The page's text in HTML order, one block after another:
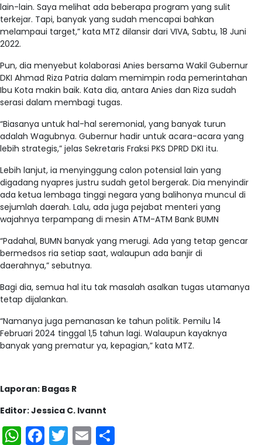
lain-lain. Saya melihat ada beberapa program yang sulit
terkejar. Tapi, banyak yang sudah mencapai bahkan
melampaui target,” kata MTZ dilansir dari VIVA, Sabtu, 18 Juni
2022.
Pun, dia menyebut kolaborasi Anies bersama Wakil Gubernur
DKI Ahmad Riza Patria dalam memimpin roda pemerintahan
Ibu Kota makin baik. Kata dia, antara Anies dan Riza sudah
serasi dalam membagi tugas.
“Biasanya untuk hal-hal seremonial, yang banyak turun
adalah Wagubnya. Gubernur hadir untuk acara-acara yang
lebih strategis,” jelas Sekretaris Fraksi PKS DPRD DKI itu.
Lebih lanjut, ia menyinggung calon potensial lain yang
digadang nyapres justru sudah getol bergerak. Dia menyindir
ada ketua lembaga tinggi negara yang balihonya muncul di
sejumlah daerah. Lalu, ada juga pejabat menteri yang
wajahnya terpampang di mesin ATM-ATM Bank BUMN
“Padahal, BUMN banyak yang merugi. Ada yang tetap gencar
bermedsos ria setiap saat, walaupun ada banjir di
daerahnya,” sebutnya.
Bagi dia, semua hal itu tak masalah asalkan tugas utamanya
tetap dijalankan.
“Namanya juga pemanasan ke tahun politik. Pemilu 14
Februari 2024 tinggal 1,5 tahun lagi. Walaupun kayaknya
banyak yang prematur ya, kepagian,” kata MTZ.
Laporan: Bagas R
Editor: Jessica C. Ivannt
WhatsApp
Facebook
Twitter
Email